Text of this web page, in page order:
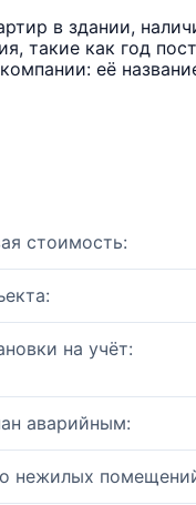
в здании,
такие как год
её
стоимость:
на учёт:
аварийным:
нежилых